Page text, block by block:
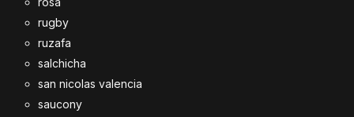
rugby
ruzafa
salchicha
san nicolas valencia
saucony